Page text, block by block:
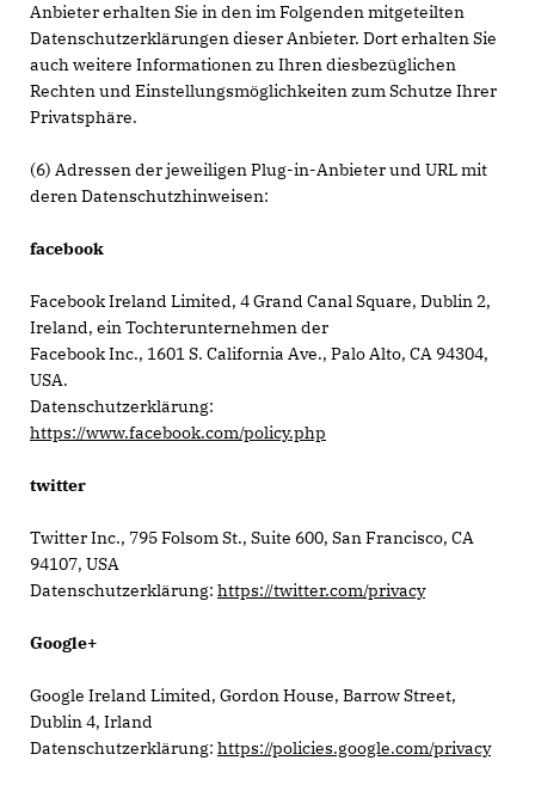
Anbieter erhalten Sie in den im Folgenden mitgeteilten
Datenschutzerklärungen dieser Anbieter. Dort erhalten Sie
auch weitere Informationen zu Ihren diesbezüglichen
Rechten und Einstellungsmöglichkeiten zum Schutze Ihrer
Privatsphäre.
(6) Adressen der jeweiligen Plug-in-Anbieter und URL mit
deren Datenschutzhinweisen:
facebook
Facebook Ireland Limited, 4 Grand Canal Square, Dublin 2,
Ireland, ein Tochterunternehmen der
Facebook Inc., 1601 S. California Ave., Palo Alto, CA 94304,
USA.
Datenschutzerklärung:
https://www.facebook.com/policy.php
twitter
Twitter Inc., 795 Folsom St., Suite 600, San Francisco, CA
94107, USA
Datenschutzerklärung: https://twitter.com/privacy
Google+
Google Ireland Limited, Gordon House, Barrow Street,
Dublin 4, Irland
Datenschutzerklärung: https://policies.google.com/privacy